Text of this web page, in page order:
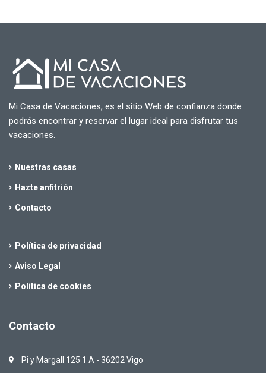
Mi Casa de Vacaciones, es el sitio Web de confianza donde
podrás encontrar y reservar el lugar ideal para disfrutar tus
vacaciones.
Nuestras casas
Hazte anfitrión
Contacto
Política de privacidad
Aviso Legal
Política de cookies
Contacto
Pi y Margall 125 1 A - 36202 Vigo